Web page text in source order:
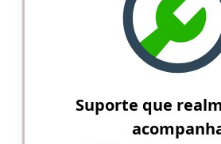
Suporte que